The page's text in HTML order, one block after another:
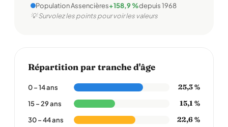
Population Assencières+158,9 %depuis 1968
💡 Survolez les points pour voir les valeurs
Répartition par tranche d'âge
0 – 14 ans 25,3 %
15 – 29 ans 15,1 %
30 – 44 ans 22,6 %